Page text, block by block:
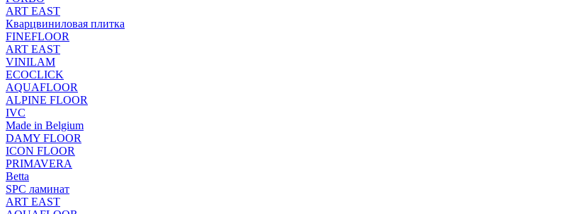
ART EAST
Кварцвиниловая плитка
FINEFLOOR
ART EAST
VINILAM
ECOCLICK
AQUAFLOOR
ALPINE FLOOR
IVC
Made in Belgium
DAMY FLOOR
ICON FLOOR
PRIMAVERA
Betta
SPC ламинат
ART EAST